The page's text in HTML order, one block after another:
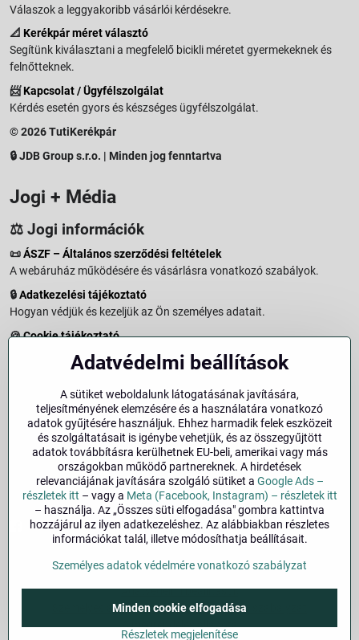
Válaszok a leggyakoribb vásárlói kérdésekre.
📐 Kerékpár méret választó
Segítünk kiválasztani a megfelelő bicikli méretet gyermekeknek és
felnőtteknek.
📨Kapcsolat / Ügyfélszolgálat
Kérdés esetén gyors és készséges ügyfélszolgálat.
© 2026 TutiKerékpár
🔒 JDB Group s.r.o. | Minden jog fenntartva
Jogi + Média
⚖️ Jogi információk
📜ÁSZF – Általános szerződési feltételek
A webáruház működésére és vásárlásra vonatkozó szabályok.
🔒Adatkezelési tájékoztató
Hogyan védjük és kezeljük az Ön személyes adatait.
🍪Cookie tájékoztató
A weboldalon használt sütikről és adatkezelésről.
Vásárlástól való elállás menete és feltételei.
Elállás a szerződéstől
Impresszum
Üzemeltetői adatok és jogi tudnivalók.
🔐Biztonság
Facebook Instagram
Adatvédelmi beállítások
Személyes adatok védelmére vonatkozó szabályzat
A megrendelés állapota
Adatvédelmi beállítások
A sütiket weboldalunk látogatásának javítására,
teljesítményének elemzésére és a használatára vonatkozó
adatok gyűjtésére használjuk. Ehhez harmadik felek eszközeit
és szolgáltatásait is igénybe vehetjük, és az összegyűjtött
adatok továbbításra kerülhetnek EU-beli, amerikai vagy más
országokban működő partnereknek. A hirdetések
relevanciájának javítására szolgáló sütiket a Google Ads –
részletek itt – vagy a Meta (Facebook, Instagram) – részletek itt
– használja. Az „Összes süti elfogadása" gombra kattintva
hozzájárul az ilyen adatkezeléshez. Az alábbiakban részletes
információkat talál, illetve módosíthatja beállításait.
Személyes adatok védelmére vonatkozó szabályzat
Részletek megjelenítése
Minden cookie elfogadása